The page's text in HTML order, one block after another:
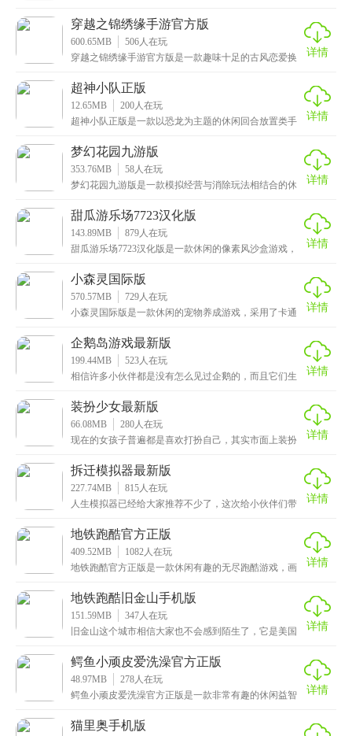
者，你
穿越之锦绣缘手游官方版
600.65MB 506 人在玩
穿越之锦绣缘手游官方版是一款趣味十足的古风恋爱换
景与
详情
超神小队正版
12.65MB 200 人在玩
超神小队正版是一款以恐龙为主题的休闲回合放置类手
种类
详情
梦幻花园九游版
353.76MB 58 人在玩
梦幻花园九游版是一款模拟经营与消除玩法相结合的休
过精
详情
甜瓜游乐场7723汉化版
143.89MB 879 人在玩
甜瓜游乐场7723汉化版是一款休闲的像素风沙盒游戏，
详情
小森灵国际版
570.57MB 729 人在玩
小森灵国际版是一款休闲的宠物养成游戏，采用了卡通
乐，
详情
企鹅岛游戏最新版
199.44MB 523 人在玩
相信许多小伙伴都是没有怎么见过企鹅的，而且它们生
编给
详情
装扮少女最新版
66.08MB 280 人在玩
现在的女孩子普遍都是喜欢打扮自己，其实市面上装扮
女最
详情
拆迁模拟器最新版
227.74MB 815 人在玩
人生模拟器已经给大家推荐不少了，这次给小伙伴们带
手游
详情
地铁跑酷官方正版
409.52MB 1082 人在玩
地铁跑酷官方正版是一款休闲有趣的无尽跑酷游戏，画
理，
详情
地铁跑酷旧金山手机版
151.59MB 347 人在玩
旧金山这个城市相信大家也不会感到陌生了，它是美国
传，
详情
鳄鱼小顽皮爱洗澡官方正版
48.97MB 278 人在玩
鳄鱼小顽皮爱洗澡官方正版是一款非常有趣的休闲益智
错，
详情
猫里奥手机版